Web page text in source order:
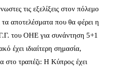
τις εξελίξεις στον πόλεμο
αποτελέσματα που θα φέρει η
του ΟΗΕ για συνάντηση 5+1
έχει ιδιαίτερη σημασία,
στο τραπέζι: Η Κύπρος έχει